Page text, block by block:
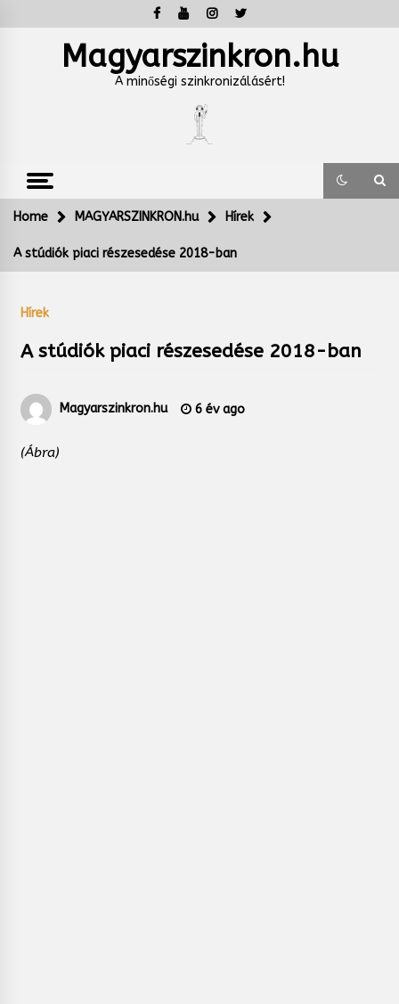
to
Magyarszinkron.hu
A minőségi szinkronizálásért!
Home MAGYARSZINKRON.hu Hírek
A stúdiók piaci részesedése 2018-ban
Hírek
A stúdiók piaci részesedése 2018-ban
Magyarszinkron.hu 6 év ago
(Ábra)